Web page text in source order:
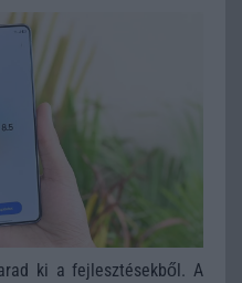
ki a fejlesztésekből. A